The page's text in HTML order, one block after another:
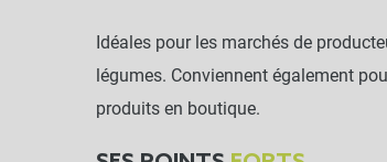
Idéales pour les marchés de
légumes. Conviennent également
produits en boutique.